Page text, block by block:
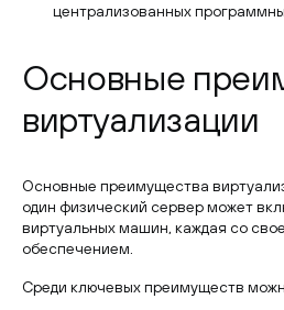
централизованных
Основные
виртуализации
Основные преимущества
один физический сервер может
виртуальных машин, каждая со
обеспечением.
Среди ключевых преимуществ